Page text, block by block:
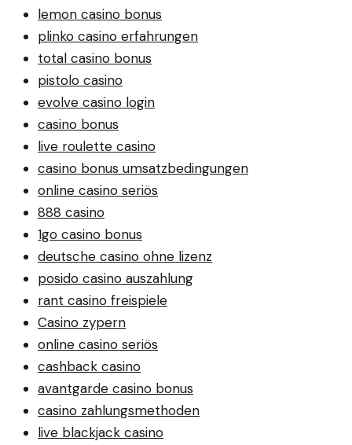
lemon casino bonus
plinko casino erfahrungen
total casino bonus
pistolo casino
evolve casino login
casino bonus
live roulette casino
casino bonus umsatzbedingungen
online casino seriös
888 casino
1go casino bonus
deutsche casino ohne lizenz
posido casino auszahlung
rant casino freispiele
Casino zypern
online casino seriös
cashback casino
avantgarde casino bonus
casino zahlungsmethoden
live blackjack casino